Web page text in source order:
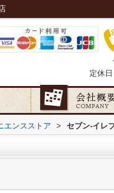
定休
エンスストア > セブン-イレ